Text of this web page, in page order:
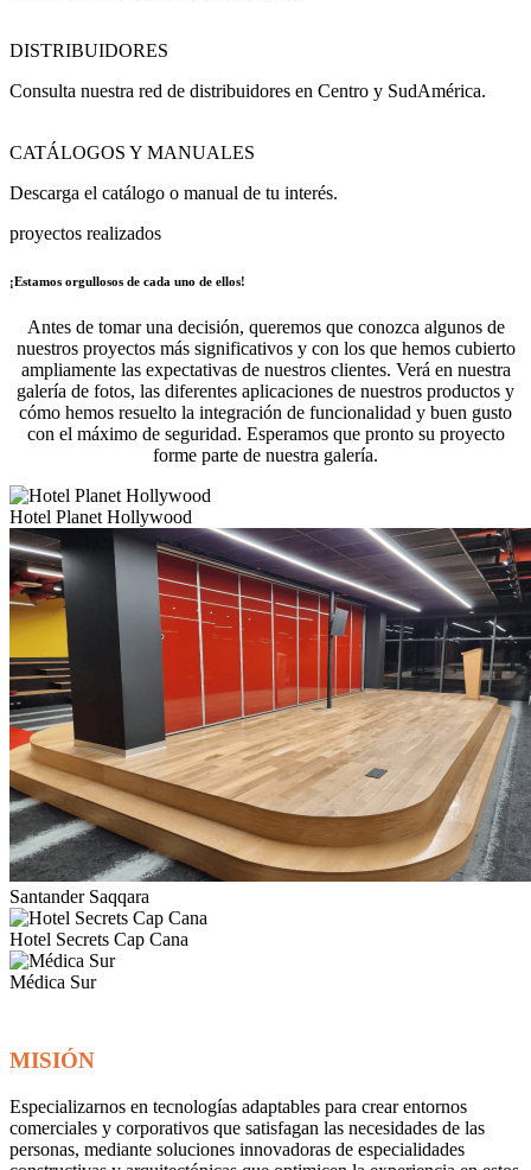
DISTRIBUIDORES
Consulta nuestra red de distribuidores en Centro y SudAmérica.
CATÁLOGOS Y MANUALES
Descarga el catálogo o manual de tu interés.
proyectos realizados
¡Estamos orgullosos de cada uno de ellos!
Antes de tomar una decisión, queremos que conozca algunos de
nuestros proyectos más significativos y con los que hemos cubierto
ampliamente las expectativas de nuestros clientes. Verá en nuestra
galería de fotos, las diferentes aplicaciones de nuestros productos y
cómo hemos resuelto la integración de funcionalidad y buen gusto
con el máximo de seguridad. Esperamos que pronto su proyecto
forme parte de nuestra galería.
Hotel Planet Hollywood
Santander Saqqara
Hotel Secrets Cap Cana
Médica Sur
MISIÓN
Especializarnos en tecnologías adaptables para crear entornos
comerciales y corporativos que satisfagan las necesidades de las
personas, mediante soluciones innovadoras de especialidades